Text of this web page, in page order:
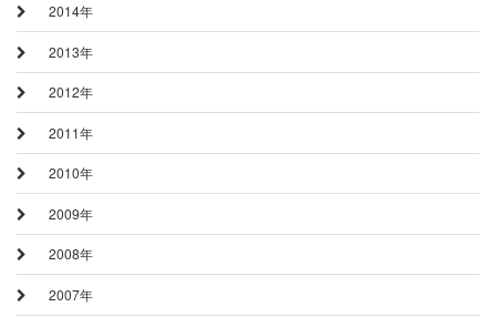
2014年
2013年
2012年
2011年
2010年
2009年
2008年
2007年